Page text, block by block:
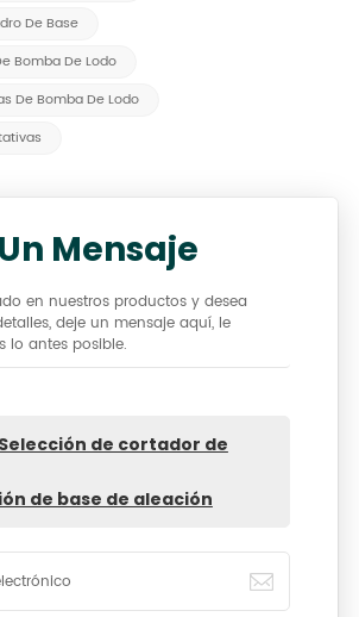
De Base
Bomba De Lodo
De Bomba De Lodo
Mensaje
en nuestros productos y desea
deje un mensaje aquí, le
lo antes posible.
Selección de cortador de
de base de aleación